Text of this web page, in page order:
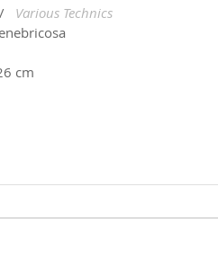
Various Technics
cm